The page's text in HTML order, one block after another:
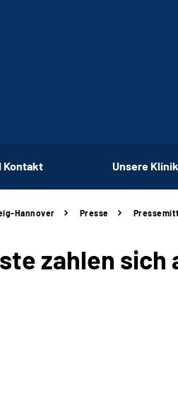
Kontakt Unsere
Hannover Presse
zahlen sich